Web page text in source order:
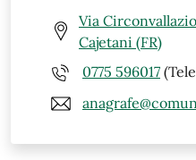
Via
Cajetani (FR)
0775 596017